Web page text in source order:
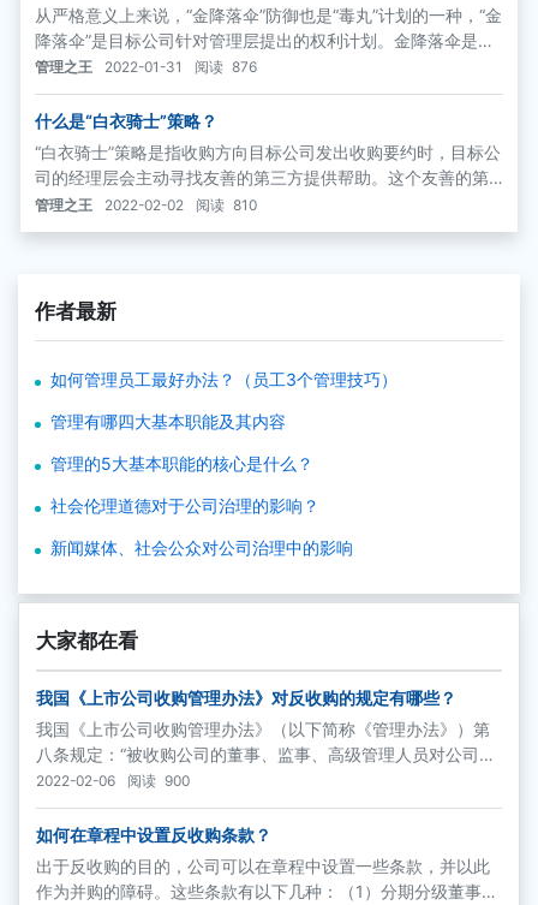
从严格意义上来说，“金降落伞”防御也是“毒丸”计划的一种，“金
降落伞”是目标公司针对管理层提出的权利计划。金降落伞是指
目标公司在并购发生前就作了如下规定：一旦公司被并购，董
事会成员和高层管理者面临被解雇的时候，他们可以领到一笔
价值可观的补偿金。
管理之王 2022-01-31 阅读 876
什么是“白衣骑士”策略？
“白衣骑士”策略是指收购方向目标公司发出收购要约时，目标公
司的经理层会主动寻找友善的第三方提供帮助。这个友善的第
三方必须有相当的经济实力，并且与目标公司关系密切，愿意
在目标公司面临收购威胁时挺身而出，以更高的价格收购目标
管理之王 2022-02-02 阅读 810
作者最新
如何管理员工最好办法？（员工3个管理技巧）
管理有哪四大基本职能及其内容
管理的5大基本职能的核心是什么？
社会伦理道德对于公司治理的影响？
新闻媒体、社会公众对公司治理中的影响
大家都在看
我国《上市公司收购管理办法》对反收购的规定有哪些？
我国《上市公司收购管理办法》（以下简称《管理办法》）第
八条规定：“被收购公司的董事、监事、高级管理人员对公司负
有忠实义务和勤勉义务，应当公平对待收购本公司的所有收购
人。
2022-02-06 阅读 900
如何在章程中设置反收购条款？
出于反收购的目的，公司可以在章程中设置一些条款，并以此
作为并购的障碍。这些条款有以下几种：（1）分期分级董事会